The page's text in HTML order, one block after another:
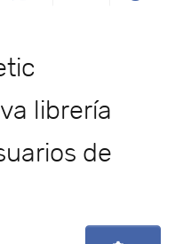
librería
de